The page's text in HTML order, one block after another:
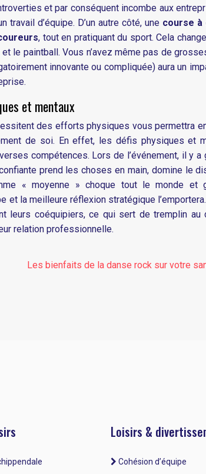
et par conséquent incombe aux
d’équipe. D’un autre côté, une course à
, tout en pratiquant du sport. Cela
le paintball. Vous n’avez même pas de
innovante ou compliquée) aura un
et mentaux
des efforts physiques vous permettra
de soi. En effet, les défis physiques et
compétences. Lors de l’événement, il y a
prend les choses en main, domine le
« moyenne » choque tout le monde et
et la meilleure réflexion stratégique
leurs coéquipiers, ce qui sert de tremplin au
relation professionnelle.
Les bienfaits de la danse rock sur votre
Loisirs &
Cohésion d’équipe